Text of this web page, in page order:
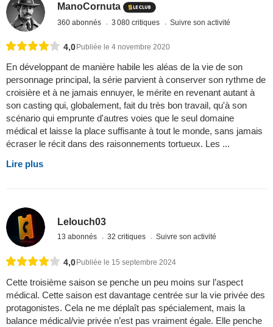
ManoCornuta
360 abonnés 3 080 critiques Suivre son activité
4,0 Publiée le 4 novembre 2020
En développant de manière habile les aléas de la vie de son
personnage principal, la série parvient à conserver son rythme de
croisière et à ne jamais ennuyer, le mérite en revenant autant à
son casting qui, globalement, fait du très bon travail, qu'à son
scénario qui emprunte d'autres voies que le seul domaine
médical et laisse la place suffisante à tout le monde, sans jamais
écraser le récit dans des raisonnements tortueux. Les ...
Lire plus
Lelouch03
13 abonnés 32 critiques Suivre son activité
4,0Publiée le 15 septembre 2024
Cette troisième saison se penche un peu moins sur l’aspect
médical. Cette saison est davantage centrée sur la vie privée des
protagonistes. Cela ne me déplaît pas spécialement, mais la
balance médical/vie privée n’est pas vraiment égale. Elle penche